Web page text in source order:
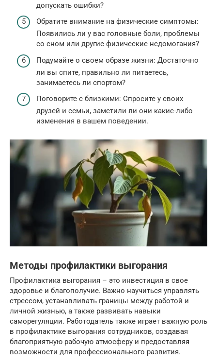
допускать ошибки?
Обратите внимание на физические симптомы:
Появились ли у вас головные боли, проблемы
со сном или другие физические недомогания?
Подумайте о своем образе жизни: Достаточно
ли вы спите, правильно ли питаетесь,
занимаетесь ли спортом?
Поговорите с близкими: Спросите у своих
друзей и семьи, заметили ли они какие-либо
изменения в вашем поведении.
Методы профилактики выгорания
Профилактика выгорания – это инвестиция в свое
здоровье и благополучие. Важно научиться управлять
стрессом, устанавливать границы между работой и
личной жизнью, а также развивать навыки
саморегуляции. Работодатель также играет важную роль
в профилактике выгорания сотрудников, создавая
благоприятную рабочую атмосферу и предоставляя
возможности для профессионального развития.